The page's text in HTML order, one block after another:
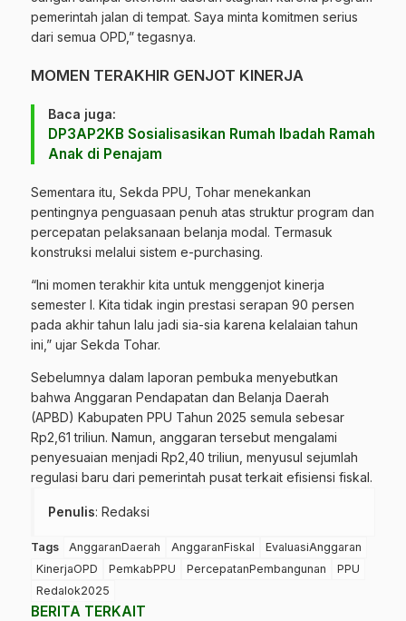
pemerintah jalan di tempat. Saya minta komitmen serius
dari semua OPD,” tegasnya.
MOMEN TERAKHIR GENJOT KINERJA
Baca juga:
DP3AP2KB Sosialisasikan Rumah Ibadah Ramah
Anak di Penajam
Sementara itu, Sekda PPU, Tohar menekankan
pentingnya penguasaan penuh atas struktur program dan
percepatan pelaksanaan belanja modal. Termasuk
konstruksi melalui sistem e-purchasing.
“Ini momen terakhir kita untuk menggenjot kinerja
semester I. Kita tidak ingin prestasi serapan 90 persen
pada akhir tahun lalu jadi sia-sia karena kelalaian tahun
ini,” ujar Sekda Tohar.
Sebelumnya dalam laporan pembuka menyebutkan
bahwa Anggaran Pendapatan dan Belanja Daerah
(APBD) Kabupaten PPU Tahun 2025 semula sebesar
Rp2,61 triliun. Namun, anggaran tersebut mengalami
penyesuaian menjadi Rp2,40 triliun, menyusul sejumlah
regulasi baru dari pemerintah pusat terkait efisiensi fiskal.
Penulis: Redaksi
Tags AnggaranDaerah AnggaranFiskal
EvaluasiAnggaran
KinerjaOPD
PemkabPPU PercepatanPembangunan
PPU
Redalok2025
BERITA TERKAIT